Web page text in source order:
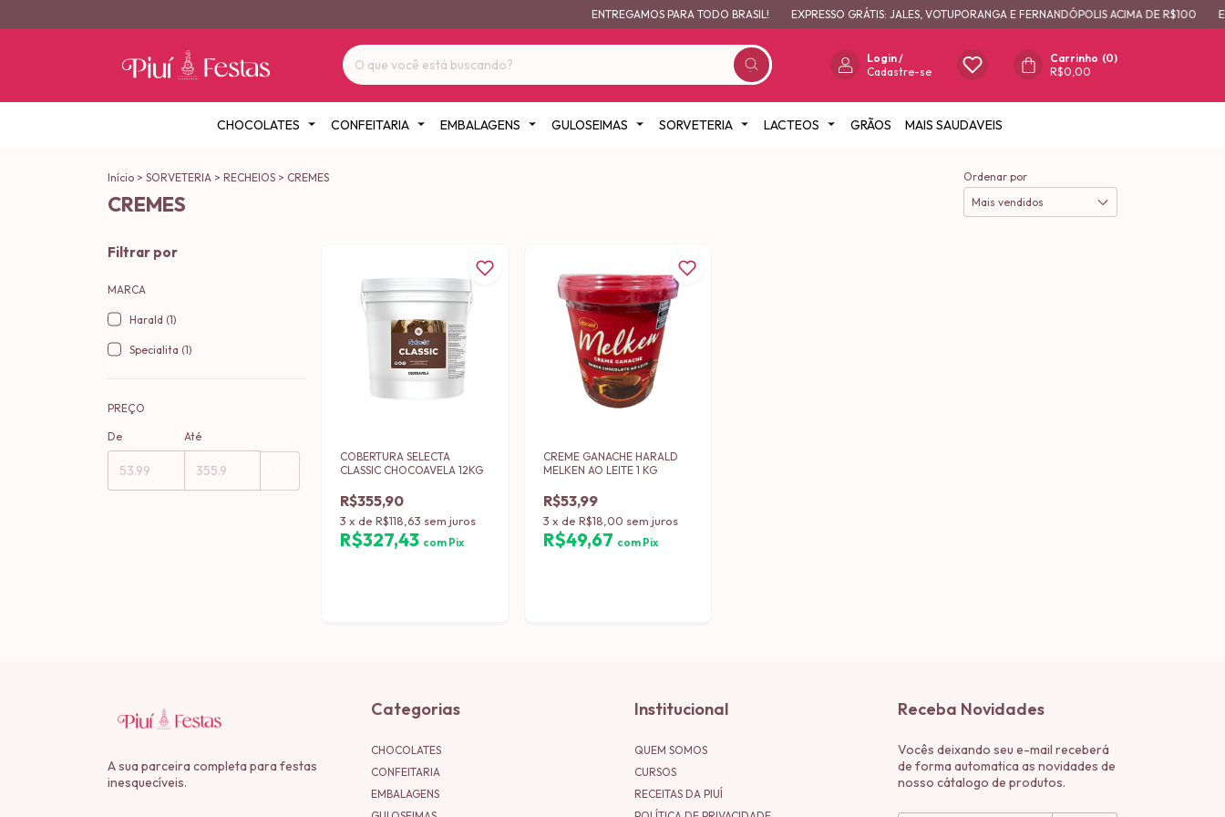
ENTREGAMOS PARA TODO BRASIL! EXPRESSO GRÁTIS: JALES, VOTUPORANGA E FERNANDÓPOLIS ACIMA DE R$100
Login/
Cadastre-se
Carrinho (0)
R$0,00
CHOCOLATES CONFEITARIA EMBALAGENS GULOSEIMAS SORVETERIA LACTEOS GRÃOS MAIS SAUDAVEIS
Início > SORVETERIA > RECHEIOS > CREMES
CREMES
Ordenar por
Filtrar por
MARCA
Harald (1)
Specialita (1)
PREÇO
De
Até
COBERTURA SELECTA
CLASSIC CHOCOAVELA 12KG
R$355,90
3 x deR$118,63 sem juros
R$327,43 com Pix
CREME GANACHE HARALD
MELKEN AO LEITE 1 KG
R$53,99
3 x de R$18,00 sem juros
R$49,67 com Pix
A sua parceira completa para festas
inesquecíveis.
Categorias
CHOCOLATES
CONFEITARIA
EMBALAGENS
Institucional
QUEM SOMOS
CURSOS
RECEITAS DA PIUÍ
Receba Novidades
Vocês deixando seu e-mail receberá
de forma automatica as novidades de
nosso cátalogo de produtos.